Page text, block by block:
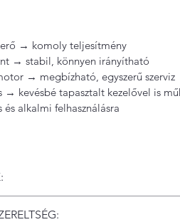
→ komoly teljesítmény
→ stabil, könnyen irányítható
→ megbízható, egyszerű szerviz
→ kevésbé tapasztalt kezelővel is
alkalmi felhasználásra